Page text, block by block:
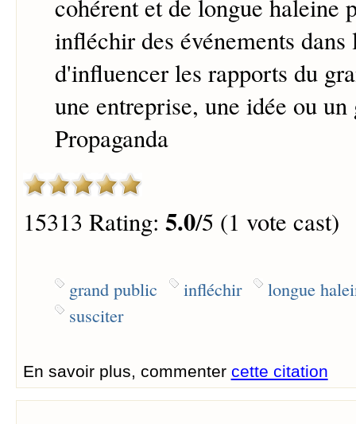
cohérent et de longue haleine
infléchir des événements
d'influencer les rapports du
une entreprise, une idée ou un
Propaganda
15313 Rating: 5.0/5 (1 vote cast)
grand public infléchir
longue
susciter
En savoir plus, commenter cette citation